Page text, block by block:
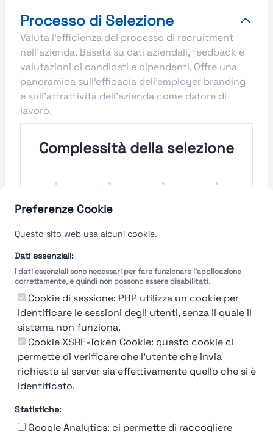
Preferenze Cookie
Questo sito web usa alcuni cookie.
Dati essenziali:
I dati essenziali sono necessari per fare funzionare l'applicazione
correttamente, e quindi non possono essere disabilitati.
Cookie di sessione: PHP utilizza un cookie per
identificare le sessioni degli utenti, senza il quale il
sistema non funziona.
Cookie XSRF-Token Cookie: questo cookie ci
permette di verificare che l'utente che invia
richieste al server sia effettivamente quello che si è
identificato.
Statistiche:
Google Analytics: ci permette di raccogliere
Processo di Selezione
Valuta l'efficienza del processo di recruitment
nell'azienda. Basata su dati aziendali, feedback e
valutazioni di candidati e dipendenti. Offre una
panoramica sull'efficacia dell'employer branding
e sull'attrattività dell'azienda come datore di
lavoro.
Complessità della selezione
Velocità del processo di
Molto
Breve Lungo
Molto
Misuriamo l'efficienza e la velocità del processo
di selezione del personale attraverso dati
aziendali, feedback dei candidati e valutazioni